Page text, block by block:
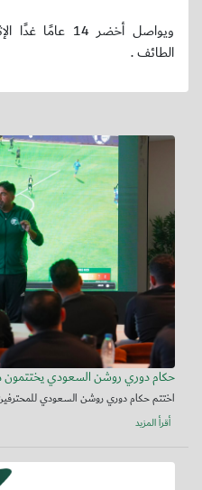
ويواصل أخضر
الطائف .
حكام دوري روشن السعودي يختتمون
اختتم حكام دوري روشن السعودي
أقرأ المزيد